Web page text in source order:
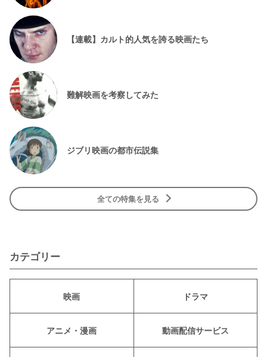
【連載】カルト的人気を誇る映画たち
難解映画を考察してみた
ジブリ映画の都市伝説集
全ての特集を見る
カテゴリー
映画 ドラマ
アニメ・漫画 動画配信サービス